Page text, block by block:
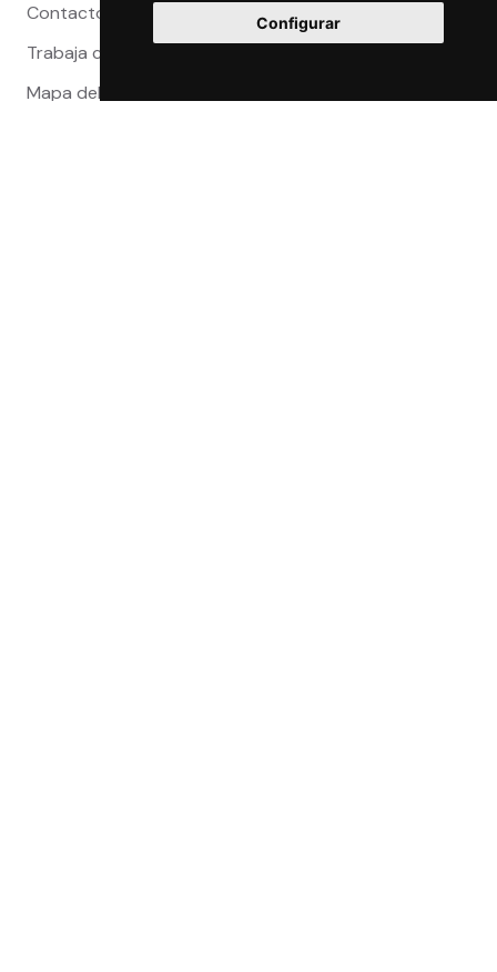
Configurar
Contacto
Trabaja con nosotros
Mapa del sitio